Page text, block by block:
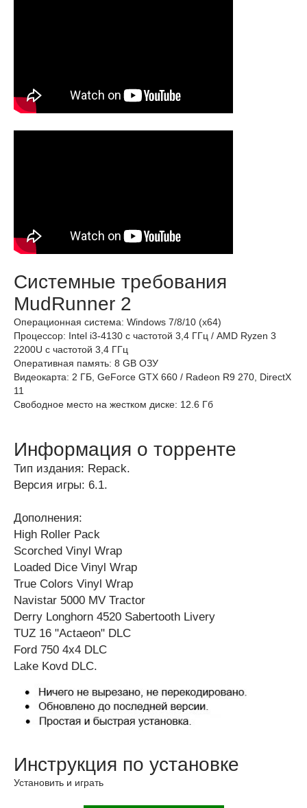
Системные требования
MudRunner 2
Операционная система: Windows 7/8/10 (х64)
Процессор: Intel i3-4130 с частотой 3,4 ГГц / AMD Ryzen 3
2200U с частотой 3,4 ГГц
Оперативная память: 8 GB ОЗУ
Видеокарта: 2 ГБ, GeForce GTX 660 / Radeon R9 270, DirectX
11
Свободное место на жестком диске: 12.6 Гб
Информация о торренте
Тип издания: Repack.
Версия игры: 6.1.
Дополнения:
High Roller Pack
Scorched Vinyl Wrap
Loaded Dice Vinyl Wrap
True Colors Vinyl Wrap
Navistar 5000 MV Tractor
Derry Longhorn 4520 Sabertooth Livery
TUZ 16 "Actaeon" DLC
Ford 750 4x4 DLC
Lake Kovd DLC.
Инструкция по установке
Установить и играть